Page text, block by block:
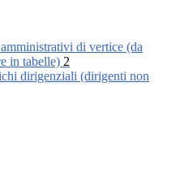
di vertice (da
in tabelle) 2
dirigenziali (dirigenti non